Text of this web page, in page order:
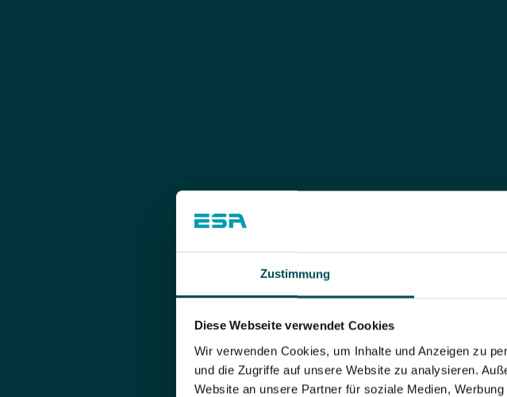
Zustimmung
Diese Webseite verwendet Cookies
Wir verwenden Cookies, um Inhalte und Anzeigen zu
und die Zugriffe auf unsere Website zu analysieren.
Website an unsere Partner für soziale Medien,
+43